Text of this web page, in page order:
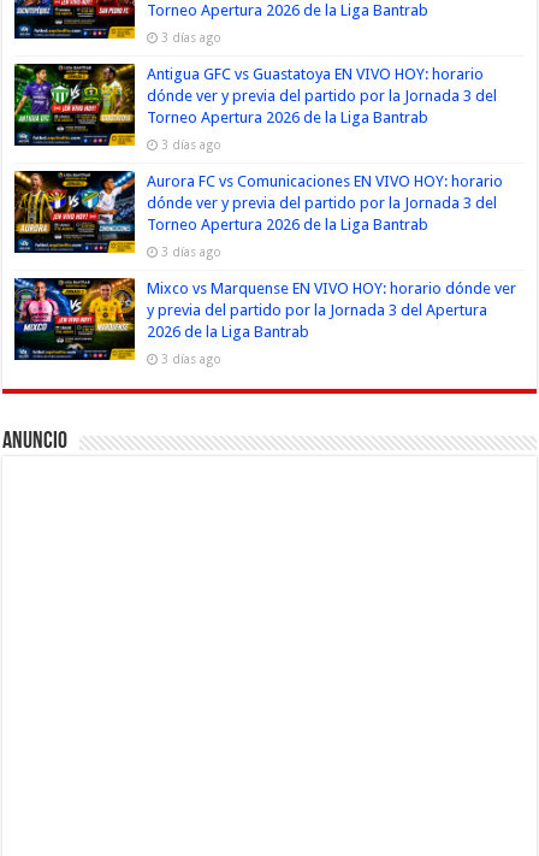
Torneo Apertura 2026 de la Liga Bantrab
3 días ago
Antigua GFC vs Guastatoya EN VIVO HOY: horario
dónde ver y previa del partido por la Jornada 3 del
Torneo Apertura 2026 de la Liga Bantrab
3 días ago
Aurora FC vs Comunicaciones EN VIVO HOY: horario
dónde ver y previa del partido por la Jornada 3 del
Torneo Apertura 2026 de la Liga Bantrab
3 días ago
Mixco vs Marquense EN VIVO HOY: horario dónde ver
y previa del partido por la Jornada 3 del Apertura
2026 de la Liga Bantrab
3 días ago
Anuncio